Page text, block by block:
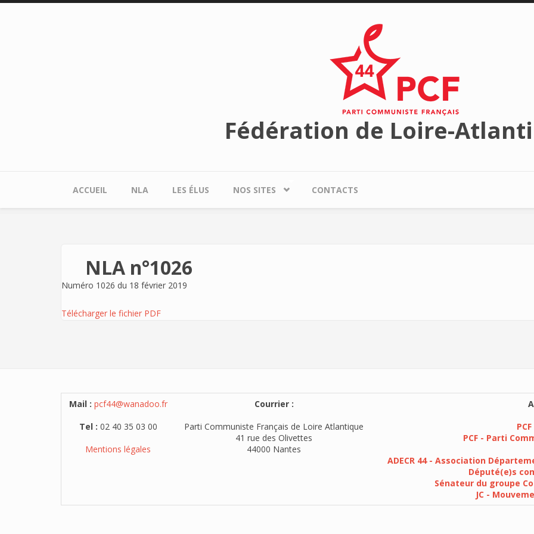
Aller au contenu principal
Fédération de Loire-
ACCUEIL NLA LES ÉLUS NOS SITES CONTACTS
NLA n°1026
Numéro 1026 du 18 février 2019
Télécharger le fichier PDF
Mail : pcf44@wanadoo.fr
Tel : 02 40 35 03 00
Mentions légales
Courrier :
Parti Communiste Français de Loire Atlantique
41 rue des Olivettes
44000 Nantes
PCF - Parti
ADECR 44 - Association
Député(e)s
Sénateur du groupe
JC -